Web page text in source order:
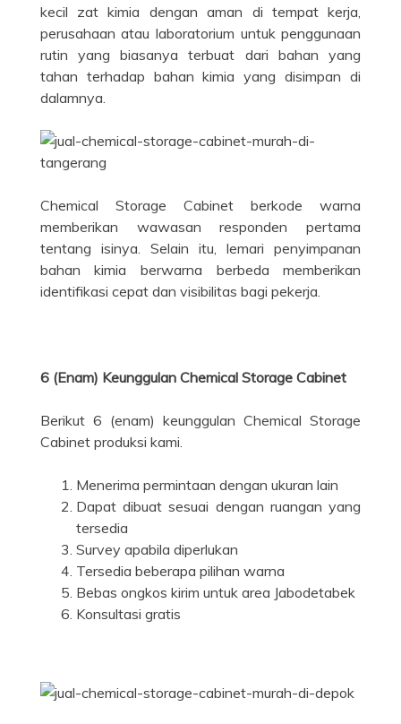
kecil zat kimia dengan aman di tempat kerja,
perusahaan atau laboratorium untuk penggunaan
rutin yang biasanya terbuat dari bahan yang
tahan terhadap bahan kimia yang disimpan di
dalamnya.
Chemical Storage Cabinet berkode warna
memberikan wawasan responden pertama
tentang isinya. Selain itu, lemari penyimpanan
bahan kimia berwarna berbeda memberikan
identifikasi cepat dan visibilitas bagi pekerja.
6 (Enam) Keunggulan Chemical Storage Cabinet
Berikut 6 (enam) keunggulan Chemical Storage
Cabinet produksi kami.
Menerima permintaan dengan ukuran lain
Dapat dibuat sesuai dengan ruangan yang
tersedia
Survey apabila diperlukan
Tersedia beberapa pilihan warna
Bebas ongkos kirim untuk area Jabodetabek
Konsultasi gratis